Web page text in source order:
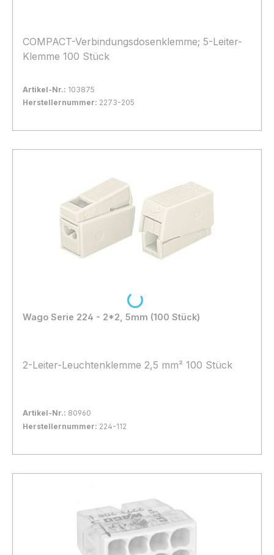
COMPACT-Verbindungsdosenklemme; 5-Leiter-
Klemme 100 Stück
Artikel-Nr.: 103875
Herstellernummer: 2273-205
In den Warenkorb
Wago Serie 224 - 2*2, 5mm (100 Stück)
2-Leiter-Leuchtenklemme 2,5 mm² 100 Stück
Artikel-Nr.: 80960
Herstellernummer: 224-112
In den Warenkorb
Loading...